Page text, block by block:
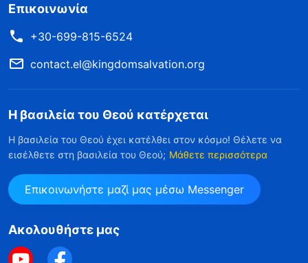
Επικοινωνία
+30-699-815-6524
contact.el@kingdomsalvation.org
Η βασιλεία του Θεού κατέρχεται
Η βασιλεία του Θεού έχει κατέλθει στον κόσμο! Θέλετε να
εισέλθετε στη βασιλεία του Θεού; Μάθετε περισσότερα
Επικοινωνήστε μαζί μας μέσω Messenger
Ακολουθήστε μας